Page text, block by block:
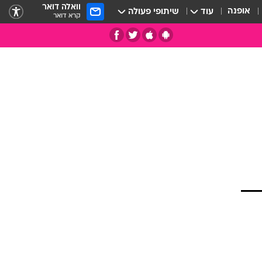
אופנה עוד שיתופי פעולה וואלה דואר
קרא דואר